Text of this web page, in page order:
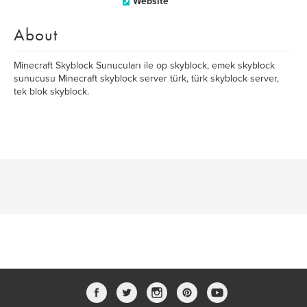
About
Minecraft Skyblock Sunucuları ile op skyblock, emek skyblock
sunucusu Minecraft skyblock server türk, türk skyblock server,
tek blok skyblock.